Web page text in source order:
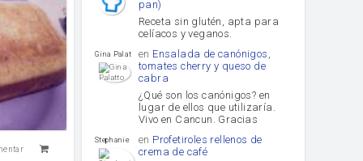
pan)
Receta sin glutén, apta para
celíacos y veganos.
Gina Palatto en Ensalada de canónigos,
tomates cherry y queso de
cabra
¿Qué son los canónigos? en
lugar de ellos que utilizaría.
Vivo en Cancun. Gracias
Stephanie Llanos
en Profetiroles rellenos de
crema de café